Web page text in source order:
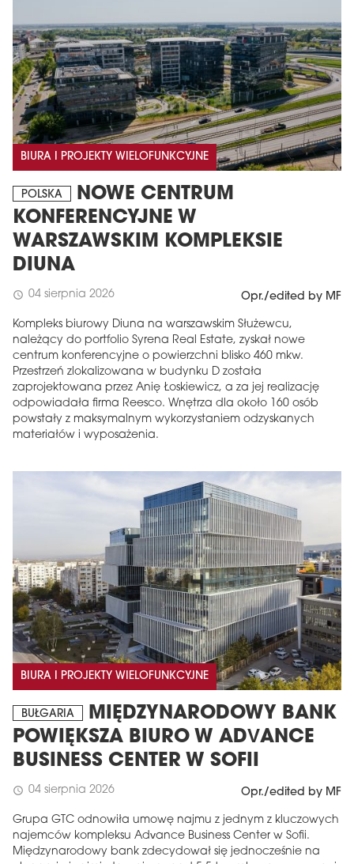
BIURA I PROJEKTY WIELOFUNKCYJNE
POLSKA
NOWE CENTRUM
KONFERENCYJNE W
WARSZAWSKIM KOMPLEKSIE
DIUNA
schedule 04 sierpnia 2026 Opr./edited by MF
Kompleks biurowy Diuna na warszawskim Służewcu,
należący do portfolio Syrena Real Estate, zyskał nowe
centrum konferencyjne o powierzchni blisko 460 mkw.
Przestrzeń zlokalizowana w budynku D została
zaprojektowana przez Anię Łoskiewicz, a za jej realizację
odpowiadała firma Reesco. Wnętrza dla około 160 osób
powstały z maksymalnym wykorzystaniem odzyskanych
materiałów i wyposażenia.
BIURA I PROJEKTY WIELOFUNKCYJNE
BUŁGARIA
MIĘDZYNARODOWY BANK
POWIĘKSZA BIURO W ADVANCE
BUSINESS CENTER W SOFII
schedule 04 sierpnia 2026 Opr./edited by MF
Grupa GTC odnowiła umowę najmu z jednym z kluczowych
najemców kompleksu Advance Business Center w Sofii.
Międzynarodowy bank zdecydował się jednocześnie na